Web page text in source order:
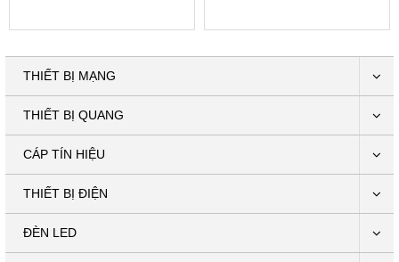
THIẾT BỊ MẠNG
THIẾT BỊ QUANG
CÁP TÍN HIỆU
THIẾT BỊ ĐIỆN
ĐÈN LED